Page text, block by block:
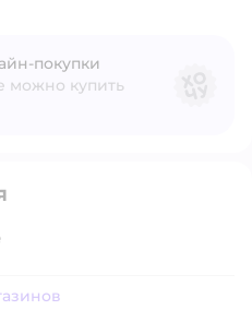
можно купить